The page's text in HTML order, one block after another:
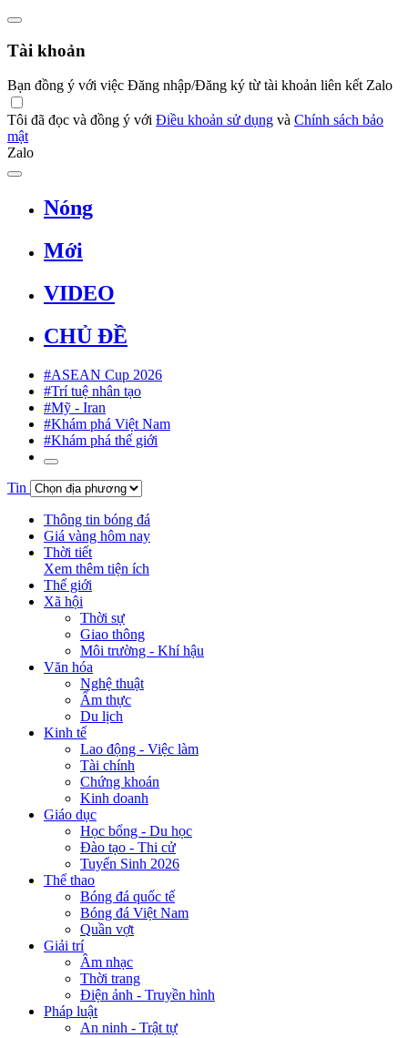
Tài khoản
Bạn đồng ý với việc Đăng nhập/Đăng ký từ tài khoản liên kết Zalo
Tôi đã đọc và đồng ý với Điều khoản sử dụng và Chính sách bảo
mật
Zalo
Nóng
Mới
VIDEO
CHỦ ĐỀ
#ASEAN Cup 2026
#Trí tuệ nhân tạo
#Mỹ - Iran
#Khám phá Việt Nam
#Khám phá thế giới
Tin
Thông tin bóng đá
Giá vàng hôm nay
Thời tiết
Xem thêm tiện ích
Thế giới
Xã hội
Thời sự
Giao thông
Môi trường - Khí hậu
Văn hóa
Nghệ thuật
Ẩm thực
Du lịch
Kinh tế
Lao động - Việc làm
Tài chính
Chứng khoán
Kinh doanh
Giáo dục
Học bổng - Du học
Đào tạo - Thi cử
Tuyển Sinh 2026
Thể thao
Bóng đá quốc tế
Bóng đá Việt Nam
Quần vợt
Giải trí
Âm nhạc
Thời trang
Điện ảnh - Truyền hình
Pháp luật
An ninh - Trật tự